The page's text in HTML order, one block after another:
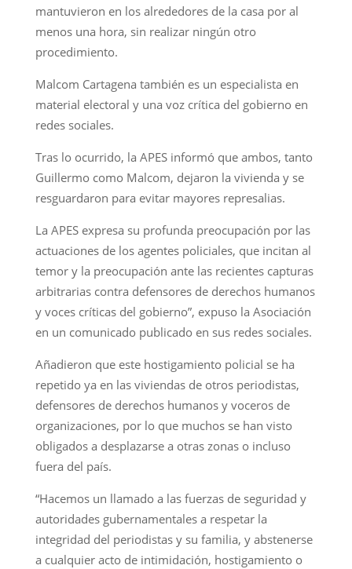
mantuvieron en los alrededores de la casa por al
menos una hora, sin realizar ningún otro
procedimiento.
Malcom Cartagena también es un especialista en
material electoral y una voz crítica del gobierno en
redes sociales.
Tras lo ocurrido, la APES informó que ambos, tanto
Guillermo como Malcom, dejaron la vivienda y se
resguardaron para evitar mayores represalias.
La APES expresa su profunda preocupación por las
actuaciones de los agentes policiales, que incitan al
temor y la preocupación ante las recientes capturas
arbitrarias contra defensores de derechos humanos
y voces críticas del gobierno”, expuso la Asociación
en un comunicado publicado en sus redes sociales.
Añadieron que este hostigamiento policial se ha
repetido ya en las viviendas de otros periodistas,
defensores de derechos humanos y voceros de
organizaciones, por lo que muchos se han visto
obligados a desplazarse a otras zonas o incluso
fuera del país.
“Hacemos un llamado a las fuerzas de seguridad y
autoridades gubernamentales a respetar la
integridad del periodistas y su familia, y abstenerse
a cualquier acto de intimidación, hostigamiento o